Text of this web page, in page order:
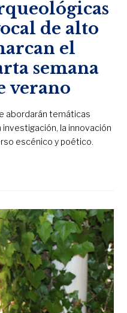
de alto
el
semana
verano
abordarán temáticas
la innovación
escénico y poético.